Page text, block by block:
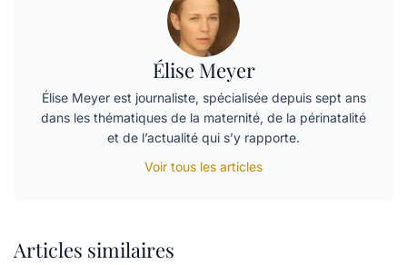
Élise Meyer
Élise Meyer est journaliste, spécialisée depuis sept ans
dans les thématiques de la maternité, de la périnatalité
et de l’actualité qui s’y rapporte.
Voir tous les articles
Articles similaires